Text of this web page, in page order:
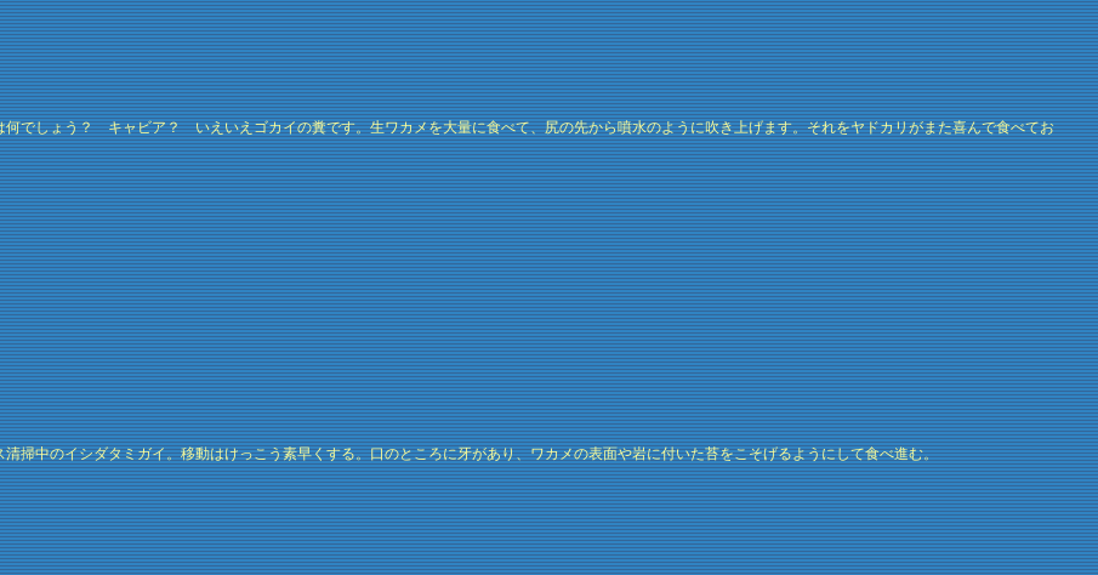
でしょう？ キャビア？ いえいえゴカイの糞です。生ワカメを大量に食べて、尻の先から噴水のように吹き上げます。それをヤドカリがまた喜んで食べてお
掃中のイシダタミガイ。移動はけっこう素早くする。口のところに牙があり、ワカメの表面や岩に付いた苔をこそげるようにして食べ進む。